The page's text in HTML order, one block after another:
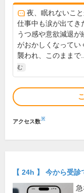
夜、眠れないこと
仕事中も涙が出てき
うつ感や意欲減退が
がおかしくなってい
襲われ、このままで...
む
アクセス数※
【 24h 】 今から受診